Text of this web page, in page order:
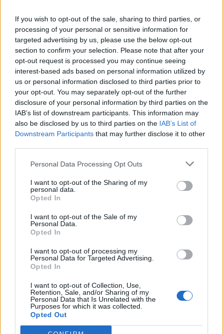
If you wish to opt-out of the sale, sharing to third parties, or
processing of your personal or sensitive information for
targeted advertising by us, please use the below opt-out
section to confirm your selection. Please note that after your
opt-out request is processed you may continue seeing
interest-based ads based on personal information utilized by
us or personal information disclosed to third parties prior to
your opt-out. You may separately opt-out of the further
disclosure of your personal information by third parties on the
IAB’s list of downstream participants. This information may
also be disclosed by us to third parties on the IAB’s List of
Downstream Participants that may further disclose it to other
Personal Data Processing Opt Outs
I want to opt-out of the Sharing of my
personal data.
Opted In
I want to opt-out of the Sale of my
Personal Data.
Opted In
I want to opt-out of processing my
Personal Data for Targeted Advertising.
Opted In
I want to opt-out of Collection, Use,
Retention, Sale, and/or Sharing of my
Personal Data that Is Unrelated with the
Purposes for which it was collected.
Opted Out
Celle Italia 21 en Fuenlabrada
JUAN DE MENA 4 en Fuenlabrada
Plaza Constitución2 en Fuenlabrada
Calle Rio Amazonas 7 en Fuenlabrada
Cerro Almodovar en Fuenlabrada
Camino De Alarcon 10 Tanatorio en Fuenlabrada
Plaza Maria Escolar 10 en Fuenlabrada
Plaza Constitucion 3 en Fuenlabrada
Capitan Haya,66 Como Llegar En Metro en
Fuenlabrada